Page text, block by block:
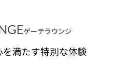
ゲーテラウンジ
満たす特別な体験